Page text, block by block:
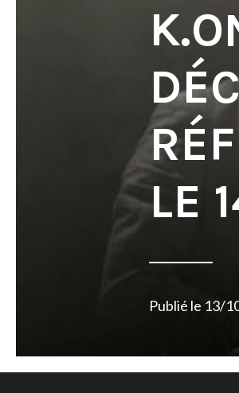
LE
Publié le 13/